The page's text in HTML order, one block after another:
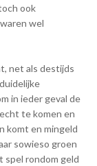
ook
wel
net als destijds
in ieder geval de
te komen en
komt en mingeld
sowieso groen
spel rondom geld